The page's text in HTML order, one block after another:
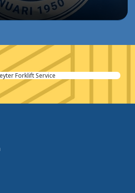
Forklift Service